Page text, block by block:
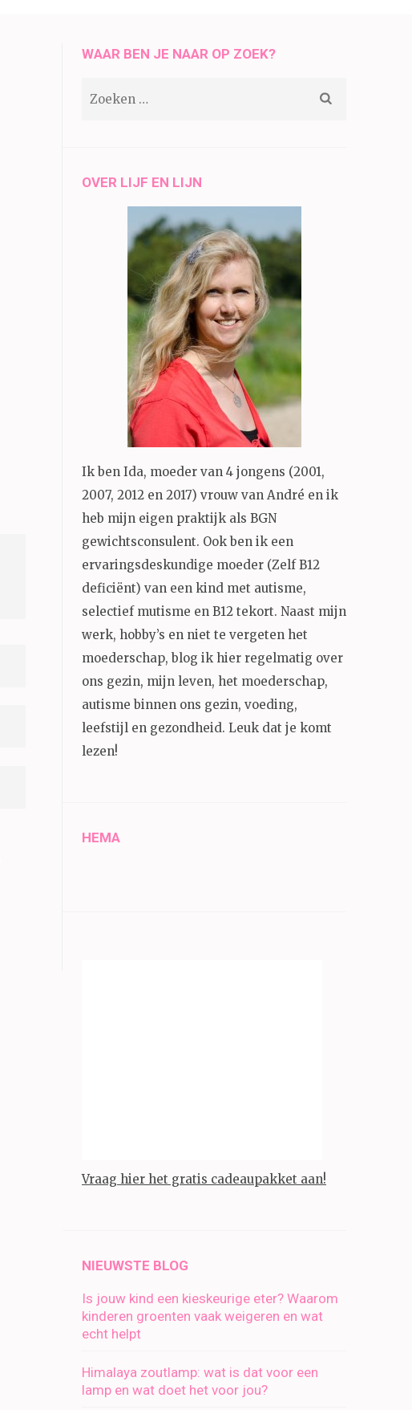
WAAR BEN JE NAAR OP ZOEK?
OVER LIJF EN LIJN
Ik ben Ida, moeder van 4 jongens (2001,
2007, 2012 en 2017) vrouw van André en ik
heb mijn eigen praktijk als BGN
gewichtsconsulent. Ook ben ik een
ervaringsdeskundige moeder (Zelf B12
deficiënt) van een kind met autisme,
selectief mutisme en B12 tekort. Naast mijn
werk, hobby’s en niet te vergeten het
moederschap, blog ik hier regelmatig over
ons gezin, mijn leven, het moederschap,
autisme binnen ons gezin, voeding,
leefstijl en gezondheid. Leuk dat je komt
lezen!
HEMA
Vraag hier het gratis cadeaupakket aan!
NIEUWSTE BLOG
Is jouw kind een kieskeurige eter? Waarom
kinderen groenten vaak weigeren en wat
echt helpt
Himalaya zoutlamp: wat is dat voor een
lamp en wat doet het voor jou?